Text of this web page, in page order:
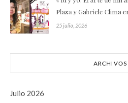
Plaza y Gabriele Clima
25 julio, 2026
ARCHIVOS
Julio 2026